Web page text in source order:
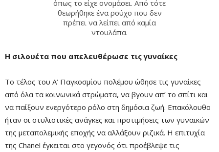
όπως το είχε ονομάσει. Από τότε
θεωρήθηκε ένα ρούχο που δεν
πρέπει να λείπει από καμία
ντουλάπα.
Η σιλουέτα που απελευθέρωσε τις γυναίκες
Το τέλος του Α’ Παγκοσμίου πολέμου ώθησε τις γυναίκες
από όλα τα κοινωνικά στρώματα, να βγουν απ’ το σπίτι και
να παίξουν ενεργότερο ρόλο στη δημόσια ζωή. Επακόλουθο
ήταν οι στυλιστικές ανάγκες και προτιμήσεις των γυναικών
της μεταπολεμικής εποχής να αλλάξουν ριζικά. Η επιτυχία
της Chanel έγκειται στο γεγονός ότι προέβλεψε τις